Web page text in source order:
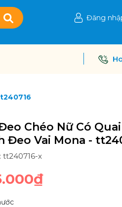
Đăng
Chéo Nữ Có
Đeo Vai Mona -
tt240716-x